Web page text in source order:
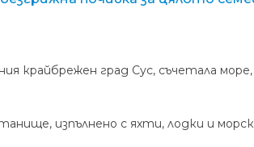
крайбрежен град Сус, съчетала
изпълнено с яхти, лодки и